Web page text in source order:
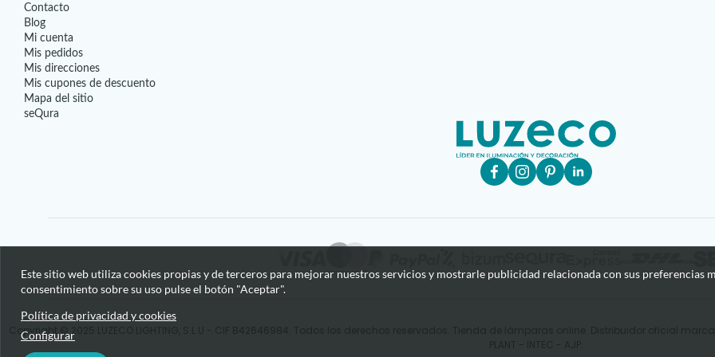
Contacto
Blog
Mi cuenta
Mis pedidos
Mis direcciones
Mis cupones de descuento
Mapa del sitio
seQura
Copyright © 2025 LUZECO LIGHTING, S.L.U - CIF B42646984. Todos los derechos reservados. Tienda de lámparas online. Distribuidor oficial marca
Este sitio web utiliza cookies propias y de terceros para mejorar nuestros servicios y mostrarle publicidad relacionada con sus preferencias
consentimiento sobre su uso pulse el botón "Aceptar".
Política de privacidad y cookies
Configurar